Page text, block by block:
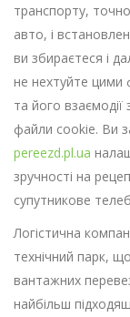
транспорту,
авто, і
ви збираєтеся і
не нехтуйте цими
та його
файли cookie. Ви
pereezd.pl.ua
зручності на
супутникове
Логістична
технічний парк,
вантажних
найбільш